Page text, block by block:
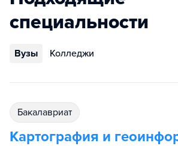
специальности
Вузы Колледжи
бакалавриат
Картография и